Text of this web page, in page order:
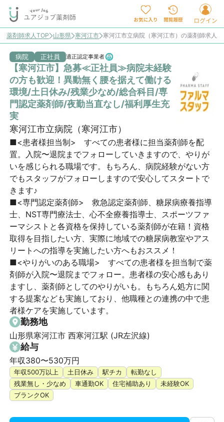
薬剤師求人TOP 山形県 寒河江市 寒河江市立病院（寒河江市）の薬剤師求人
病院 正社員 適正認定事業者
【寒河江市】急募≪正社員≫病院未経験
の方も歓迎！異動無く腰を据えて働ける
環境/土日休み/残業少なめ/総合科目/専
門認定薬剤師/夜勤当直なし/福利厚生充
実
寒河江市立病院（寒河江市）
■<患者様担当制>　すべての患者様に担当薬剤師を配
置。入院〜退院までフォローしていきますので、やりが
いを感じられる職場です。もちろん、病院経験がない方
でもスタッフがフォローしますので安心してスタートで
きます♪
■<専門認定薬剤師>　救急認定薬剤師、糖尿病療養指導
士、NST専門療法士、心不全療養指導士、スポーツファ
ーマシストと各資格を保持している薬剤師が在籍！資格
取得を目指したい方、実際に地域での糖尿病教室やアス
リートへの指導を実施したい方へもおススメ！
■<やりがいのある職場>　すべての患者様を担当制で薬
剤師が入院〜退院までフォロー。患者様の安心感もあり
ますし、薬剤師としてのやりがいも。もちろん処方に関
する提案なども実施しており、他職種との連携の中で患
者様ケアを実施しています。
勤務地
山形県寒河江市 西寒河江駅 (JR左沢線)
給与
年収380〜530万円
年収500万以上 土日休み 駅チカ
転勤なし
残業無し・少なめ
車通勤OK 住宅補助あり
未経験OK
ブランクOK